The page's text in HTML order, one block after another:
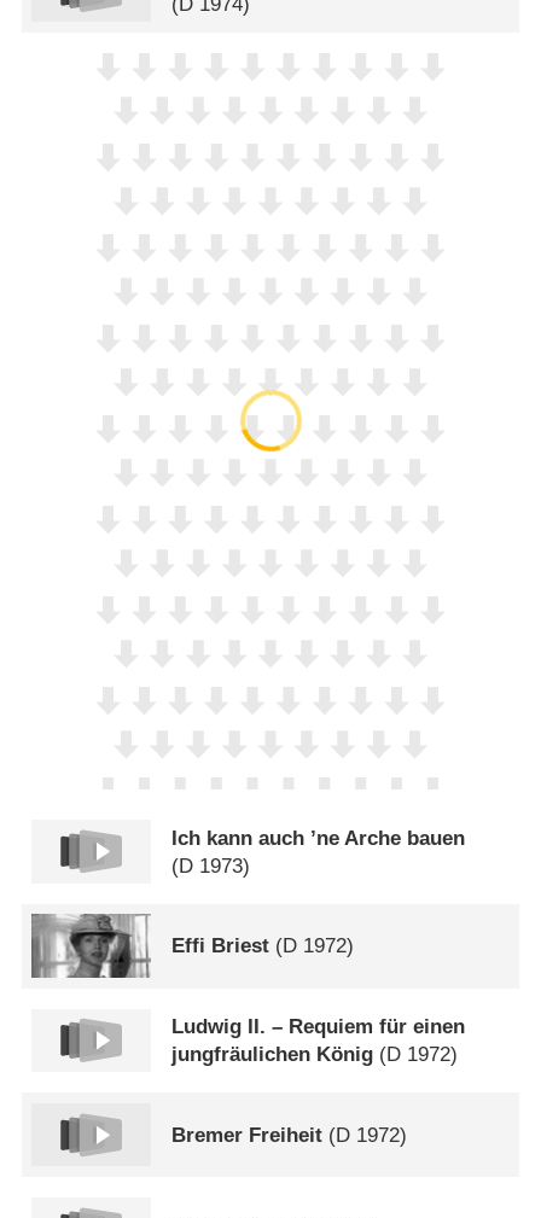
Ich kann auch ’ne Arche bauen
(D 1973)
Effi Briest (D 1972)
Ludwig II. – Requiem für einen
jungfräulichen König (D 1972)
Bremer Freiheit (D 1972)